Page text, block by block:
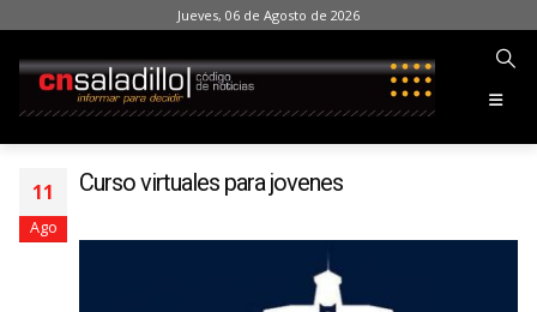
Jueves, 06 de Agosto de 2026
11
Ago
Curso virtuales para jovenes